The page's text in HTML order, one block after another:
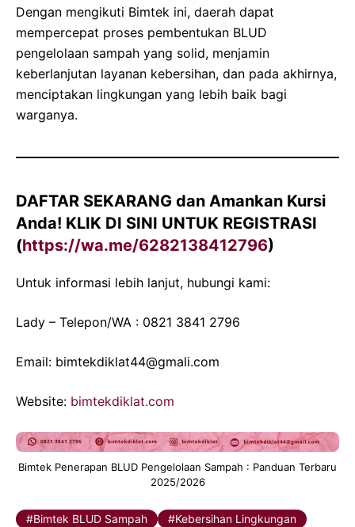
Dengan mengikuti Bimtek ini, daerah dapat
mempercepat proses pembentukan BLUD
pengelolaan sampah yang solid, menjamin
keberlanjutan layanan kebersihan, dan pada akhirnya,
menciptakan lingkungan yang lebih baik bagi
warganya.
DAFTAR SEKARANG dan Amankan Kursi
Anda! KLIK DI SINI UNTUK REGISTRASI
(https://wa.me/6282138412796)
Untuk informasi lebih lanjut, hubungi kami:
Lady – Telepon/WA : 0821 3841 2796
Email: bimtekdiklat44@gmali.com
Website: bimtekdiklat.com
Bimtek Penerapan BLUD Pengelolaan Sampah : Panduan Terbaru
2025/2026
Bimtek BLUD Sampah Kebersihan Lingkungan